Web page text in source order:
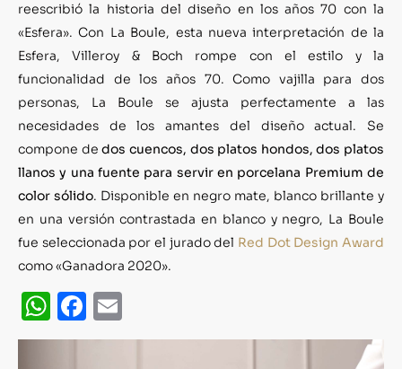
reescribió la historia del diseño en los años 70 con la
«Esfera». Con La Boule, esta nueva interpretación de la
Esfera, Villeroy & Boch rompe con el estilo y la
funcionalidad de los años 70. Como vajilla para dos
personas, La Boule se ajusta perfectamente a las
necesidades de los amantes del diseño actual. Se
compone dedos cuencos, dos platos hondos, dos platos
llanos y una fuente para servir en porcelana Premium de
color sólido. Disponible en negro mate, blanco brillante y
en una versión contrastada en blanco y negro, La Boule
fue seleccionada por el jurado del Red Dot Design Award
como «Ganadora 2020».
WhatsApp
Facebook